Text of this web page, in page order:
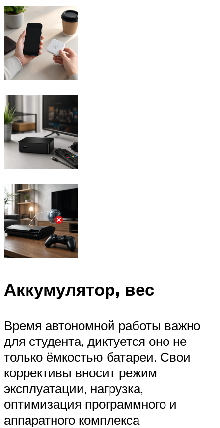
Аккумулятор, вес
Время автономной работы важно
для студента, диктуется оно не
только ёмкостью батареи. Свои
коррективы вносит режим
эксплуатации, нагрузка,
оптимизация программного и
аппаратного комплекса